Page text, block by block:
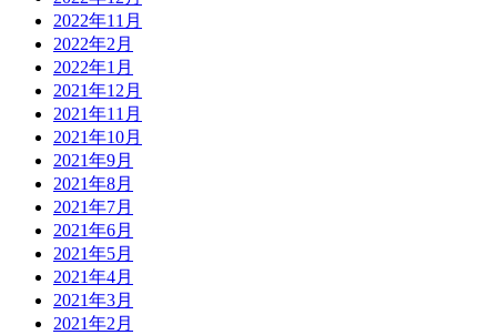
2022年11月
2022年2月
2022年1月
2021年12月
2021年11月
2021年10月
2021年9月
2021年8月
2021年7月
2021年6月
2021年5月
2021年4月
2021年3月
2021年2月